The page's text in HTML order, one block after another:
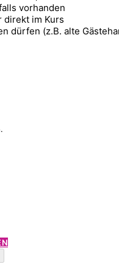
vorhanden
direkt im Kurs
dürfen (z.B. alte